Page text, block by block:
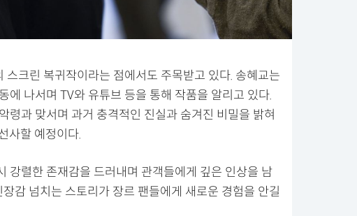
크린 복귀작이라는 점에서도 주목받고 있다. 송혜교는
에 나서며 TV와 유튜브 등을 통해 작품을 알리고 있다.
령과 맞서며 과거 충격적인 진실과 숨겨진 비밀을 밝혀
사할 예정이다.
강렬한 존재감을 드러내며 관객들에게 깊은 인상을 남
감 넘치는 스토리가 장르 팬들에게 새로운 경험을 안길